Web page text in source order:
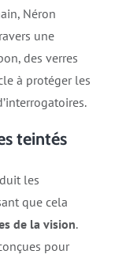
Néron
une
des verres
à protéger les
teintés
les
que cela
de la vision.
pour